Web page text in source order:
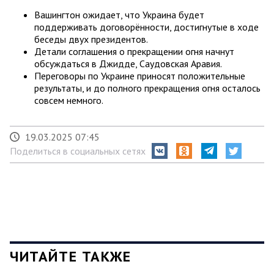
Вашингтон ожидает, что Украина будет
поддерживать договорённости, достигнутые в ходе
беседы двух президентов.
Детали соглашения о прекращении огня начнут
обсуждаться в Джидде, Саудовская Аравия.
Переговоры по Украине приносят положительные
результаты, и до полного прекращения огня осталось
совсем немного.
19.03.2025 07:45
Поделиться в социальных сетях
ЧИТАЙТЕ ТАКЖЕ